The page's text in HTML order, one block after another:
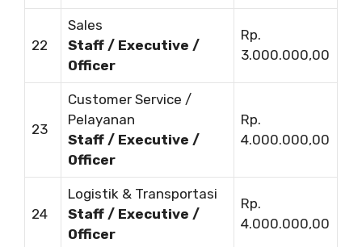
22
Sales
Staff / Executive /
Officer
Rp.
3.000.000,00
23
Customer Service /
Pelayanan
Staff / Executive /
Officer
Rp.
4.000.000,00
24
Logistik & Transportasi
Staff / Executive /
Officer
Rp.
4.000.000,00